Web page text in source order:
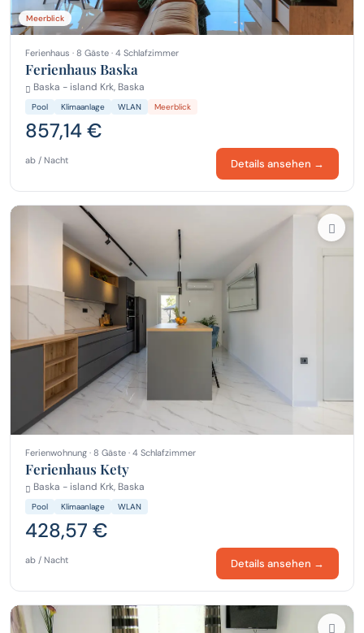
Meerblick
Ferienhaus · 8 Gäste · 4 Schlafzimmer
Ferienhaus Baska
Baska - island Krk, Baska
Pool Klimaanlage WLAN Meerblick
857,14 €
ab / Nacht Details ansehen →
Ferienwohnung · 8 Gäste · 4 Schlafzimmer
Ferienhaus Kety
Baska - island Krk, Baska
Pool Klimaanlage WLAN
428,57 €
ab / Nacht Details ansehen →